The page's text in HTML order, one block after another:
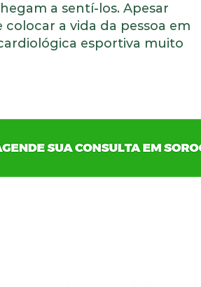
a sentí-los. Apesar
a vida da pessoa em
esportiva muito